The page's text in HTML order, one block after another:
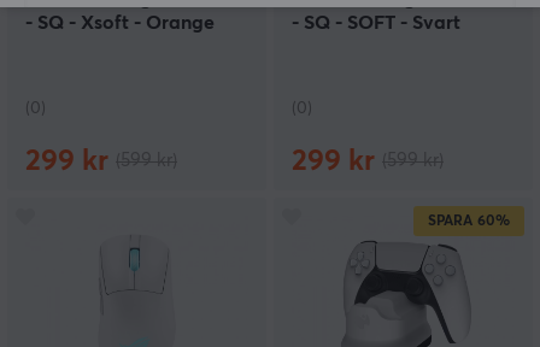
- SQ - Xsoft - Orange
(0)
299 kr
- SQ - SOFT - Svart
(0)
299 kr
SPARA 60%